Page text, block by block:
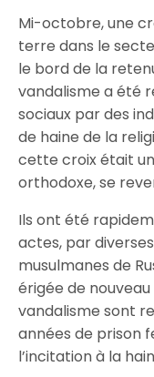
Mi-octobre, une
terre dans le
le bord de la
vandalisme a été
sociaux par des
de haine de la
cette croix était
orthodoxe, se
Ils ont été
actes, par
musulmanes de
érigée de
vandalisme sont
années de prison
l’incitation à la